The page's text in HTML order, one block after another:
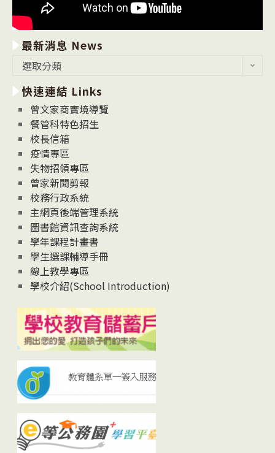
最新消息 News
消
息
News
選取分類
快速連結 Links
曾文家商實境導覽
餐管科特色招生
校長信箱
疫情專區
失物招領專區
曾家新聞剪報
校務行政系統
主網頁後端管理系統
圖書館資訊查詢系統
學年課程計畫書
學生選課輔導手冊
線上教學專區
學校介紹(School Introduction)